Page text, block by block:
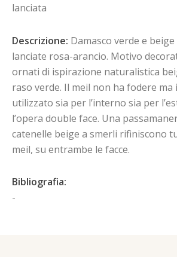
lanciata
Descrizione: Damasco verde e
lanciate rosa-arancio. Motivo
ornati di ispirazione naturalistica
raso verde. Il meil non ha fodere ma
utilizzato sia per l’interno sia per
l’opera double face. Una
catenelle beige a smerli rifiniscono
meil, su entrambe le facce.
Bibliografia:
-